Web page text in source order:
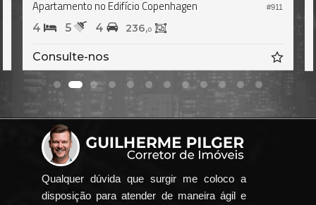
#911
Apartamento no Edifício Copenhagen
4 5 4 236,0
Consulte-nos
Qualquer dúvida que surgir me coloco a
disposição para atender de maneira ágil e